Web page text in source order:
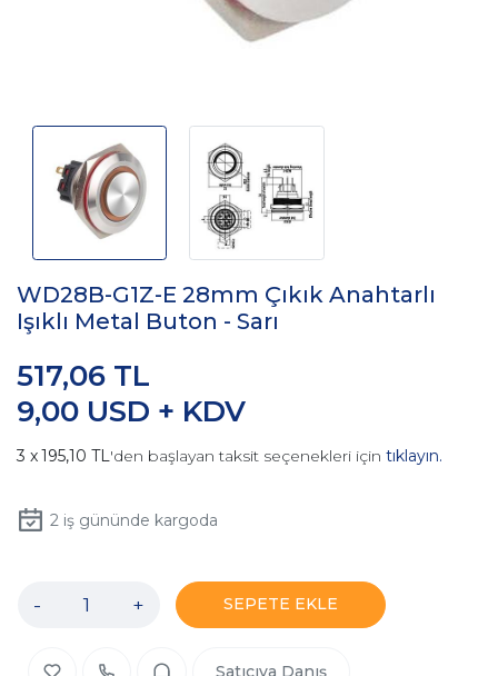
WD28B-G1Z-E 28mm Çıkık Anahtarlı
Işıklı Metal Buton - Sarı
9,00 USD + KDV
517,06 TL
195,10 TL'den başlayan taksit seçenekleri için tıklayın.
2iş gününde kargoda
- + SEPETE EKLE
Satıcıya Danış